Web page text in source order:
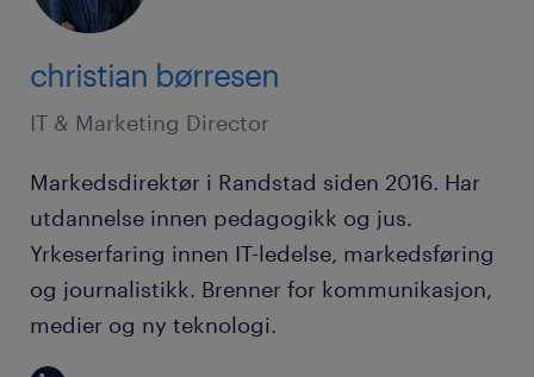
christian børresen
IT & Marketing Director
Markedsdirektør i Randstad siden 2016. Har
utdannelse innen pedagogikk og jus.
Yrkeserfaring innen IT-ledelse, markedsføring
og journalistikk. Brenner for kommunikasjon,
medier og ny teknologi.